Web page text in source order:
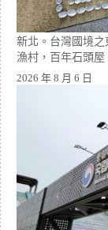
新北。台灣國境
漁村，百年石頭屋
2026 年 8 月 6 日